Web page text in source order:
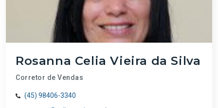
Rosanna Celia Vieira da Silva
Corretor de Vendas
(45) 98406-3340